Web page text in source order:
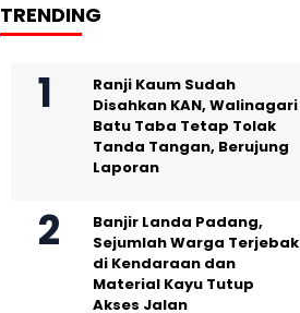
TRENDING
Ranji Kaum Sudah
Disahkan KAN, Walinagari
Batu Taba Tetap Tolak
Tanda Tangan, Berujung
Laporan
Banjir Landa Padang,
Sejumlah Warga Terjebak
di Kendaraan dan
Material Kayu Tutup
Akses Jalan